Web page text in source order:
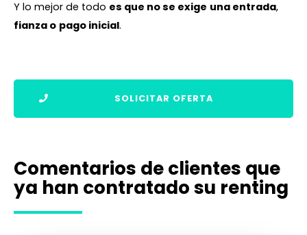
Y lo mejor de todo es que no se exige una entrada,
fianza o pago inicial.
SOLICITAR OFERTA
Comentarios de clientes que
ya han contratado su renting